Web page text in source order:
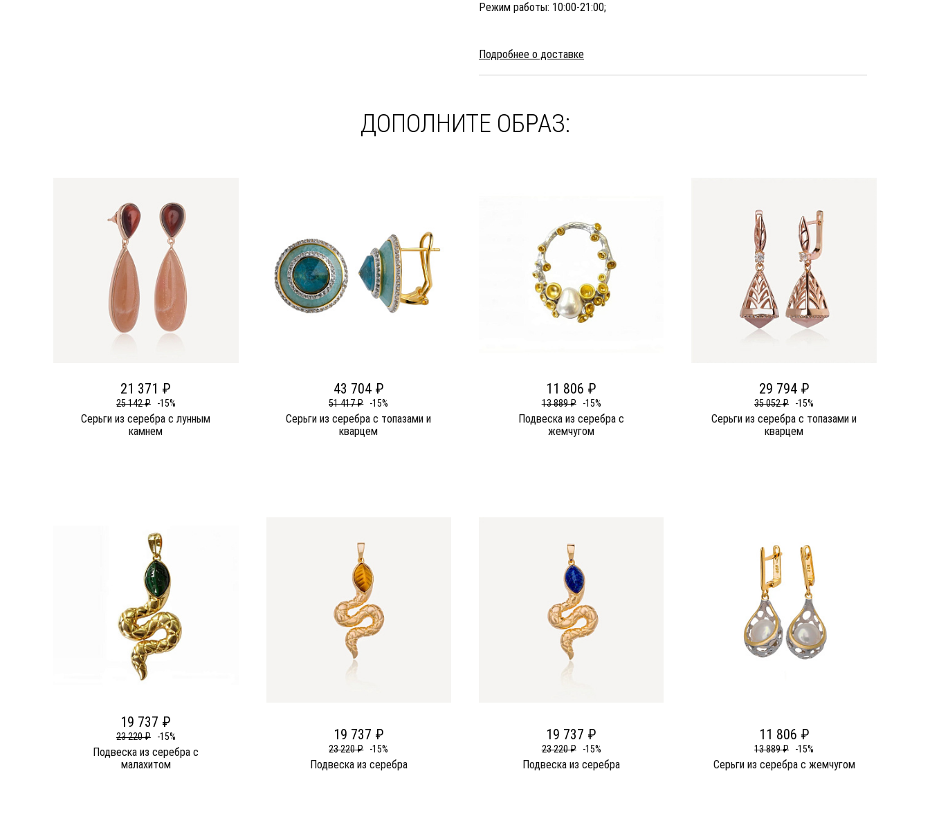
Режим работы: 10:00-21:00;
Подробнее о доставке
ДОПОЛНИТЕ ОБРАЗ:
21 371 ₽
25 142 ₽ -15%
Серьги из серебра c лунным
камнем
43 704 ₽
51 417 ₽ -15%
Серьги из серебра c топазами и
кварцем
11 806 ₽
13 889 ₽ -15%
Подвеска из серебра c
жемчугом
29 794 ₽
35 052 ₽ -15%
Серьги из серебра c топазами и
кварцем
19 737 ₽
23 220 ₽ -15%
Подвеска из серебра c
малахитом
19 737 ₽
23 220 ₽ -15%
Подвеска из серебра
19 737 ₽
23 220 ₽ -15%
Подвеска из серебра
11 806 ₽
13 889 ₽ -15%
Серьги из серебра c жемчугом